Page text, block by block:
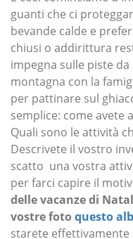
guanti che ci
bevande calde e
chiusi o addirittura
impegna sulle piste
montagna con la
per pattinare sul
semplice: come avete
Quali sono le attività
Descrivete il vostro
scatto una vostra
per farci capire il
delle vacanze di
vostre foto questo
starete